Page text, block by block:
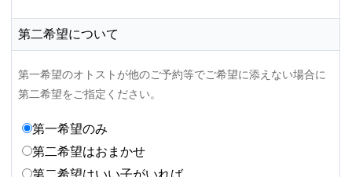
第二希望について
第一希望のオトストが他のご予約等でご希望に添えない場合に
第二希望をご指定ください。
第一希望のみ
第二希望はおまかせ
第二希望はいい子がいれば